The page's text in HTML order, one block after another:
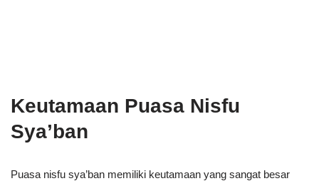
Keutamaan Puasa Nisfu
Sya’ban
Puasa nisfu sya’ban memiliki keutamaan yang sangat besar